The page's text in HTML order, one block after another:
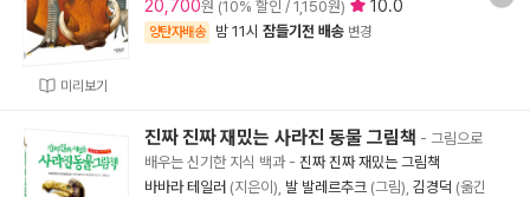
미리보기
20,700원 (10% 할인 / 1,150원) 10.0
양탄자배송 밤 11시 잠들기전 배송 변경
진짜 진짜 재밌는 사라진 동물 그림책 - 그림으로
배우는 신기한 지식 백과- 진짜 진짜 재밌는 그림책
바바라 테일러 (지은이), 발 발레르추크 (그림), 김경덕 (옮긴